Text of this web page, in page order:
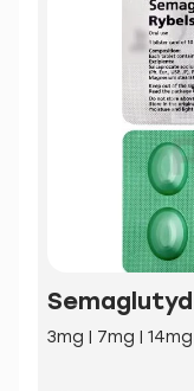
Semaglutyd
3mg | 7mg | 14mg